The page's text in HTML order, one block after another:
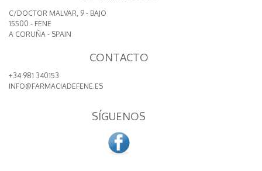
C/DOCTOR MALVAR, 9 - BAJO
15500 - FENE
A CORUÑA - SPAIN
CONTACTO
+34 981 340153
INFO@FARMACIADEFENE.ES
SÍGUENOS